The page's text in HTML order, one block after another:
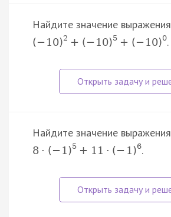
Найдите значение выражения
(−10)2 + (−10)5 + (−10)0.
Найдите значение выражения
8 · (−1 )5 + 11 · (− 1 )6.